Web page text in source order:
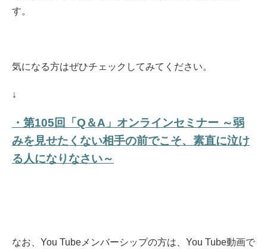
す。
気になる方はぜひチェックしてみてください。
↓
・第105回「Q＆A」オンラインセミナー ～弱
みを見せたくない相手の前でこそ、素直に泣け
る人になりなさい～
なお、You Tubeメンバーシップの方は、You Tube動画で